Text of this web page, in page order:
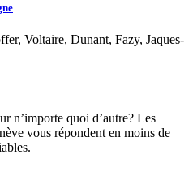
Voltaire, Dunant, Fazy, Jaques-
n’importe quoi d’autre? Les
vous répondent en moins de